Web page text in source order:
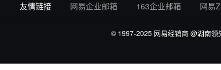
友情链接 网易企业邮箱 163企业邮箱 网易
© 1997-2025 网易经销商 @湖南领